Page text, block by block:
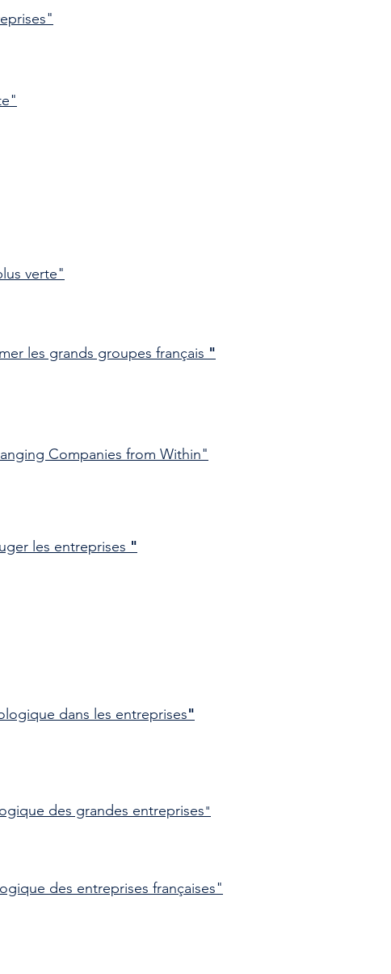
verte"
les grands groupes français "
Companies from Within"
les entreprises "
dans les entreprises"
des grandes entreprises"
des entreprises françaises"